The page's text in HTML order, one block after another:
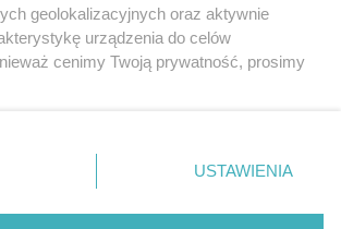
na 3 dni
© 2022 Kurier Szczeciński sp. z o.o.
Wszelkie prawa zastrzeżone
geolokalizacyjnych oraz aktywnie
urządzenia do celów
cenimy Twoją prywatność, prosimy
się w lewym dolnym rogu strony
przetwarzania danych nie wymagają
USTAWIENIA